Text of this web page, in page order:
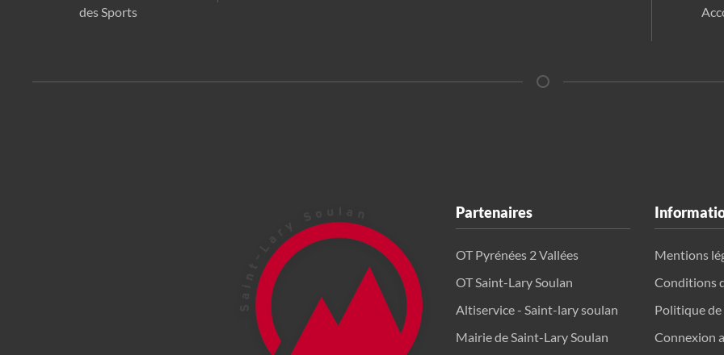
des Sports
Partenaires
OT Pyrénées 2 Vallées
OT Saint-Lary Soulan
Altiservice - Saint-lary soulan
Mairie de Saint-Lary Soulan
Mentions
Conditions
Politique
Connexion